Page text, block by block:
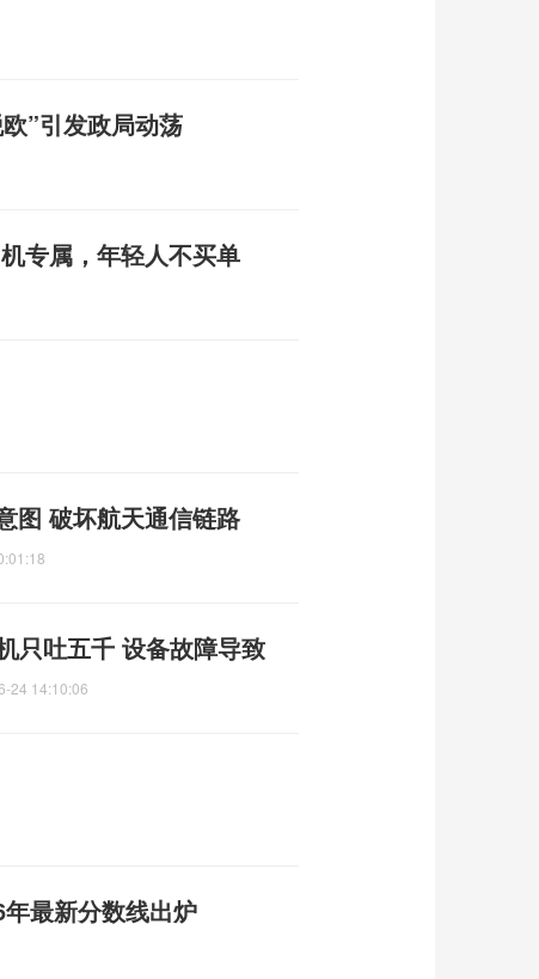
”引发政局动荡
专属，年轻人不买单
图 破坏航天通信链路
只吐五千 设备故障导致
24 14:10:06
最新分数线出炉